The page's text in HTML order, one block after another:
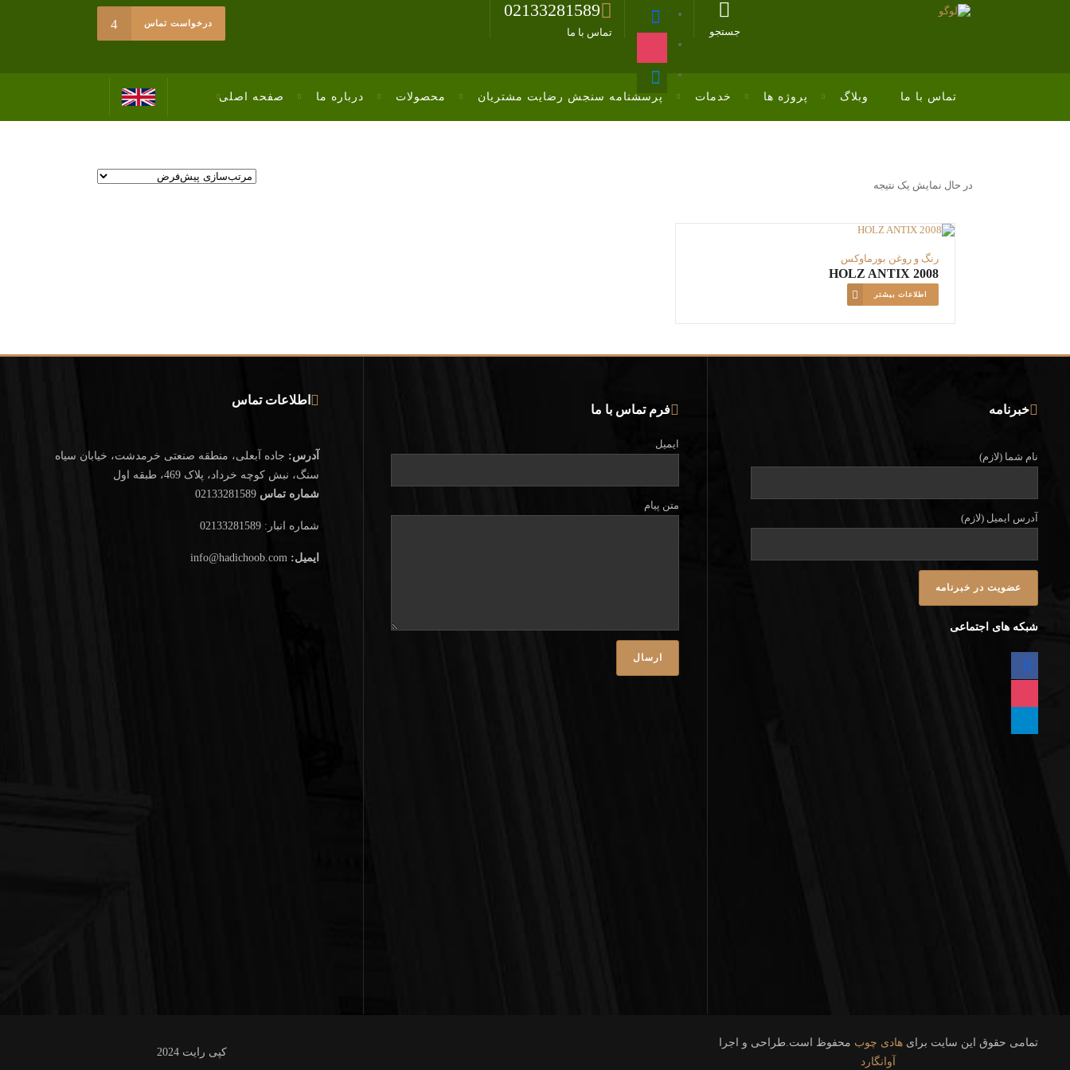
جستجو
02133281589
تماس با ما
صفحه اصلی درباره ما محصولات پرسشنامه سنجش رضایت مشتریان خدمات پروژه ها وبلاگ تماس با ما
درخواست تماس
در حال نمایش یک نتیجه
رنگ و روغن بورماوکس
HOLZ ANTIX 2008
اطلاعات بیشتر
اطلاعات تماس
آدرس: جاده آبعلی، منطقه صنعتی خرمدشت، خیابان سیاه
سنگ، نبش کوچه خرداد، پلاک 469، طبقه اول
شماره تماس 02133281589
شماره انبار: 02133281589
ایمیل:
فرم تماس با ما
ایمیل
متن پیام
خبرنامه
نام شما (لازم)
آدرس ایمیل (لازم)
شبکه های اجتماعی
FACEBOOK
تمامی حقوق این سایت برایهادی چوب محفوظ است.طراحی و اجرا
آوانگارد
کپی رایت 2024